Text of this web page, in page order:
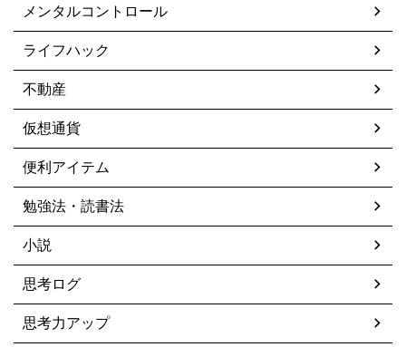
メンタルコントロール
ライフハック
不動産
仮想通貨
便利アイテム
勉強法・読書法
小説
思考ログ
思考力アップ